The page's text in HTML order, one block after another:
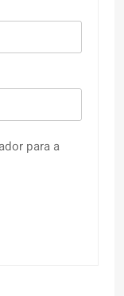
para a